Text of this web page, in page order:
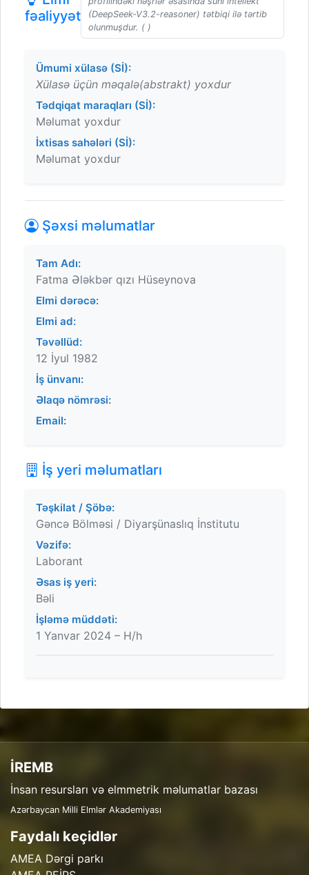
fəaliyyət
(DeepSeek-V3.2-reasoner) tətbiqi ilə tərtib
olunmuşdur. ( )
Ümumi xülasə (Sİ):
Xülasə üçün məqalə(abstrakt) yoxdur
Tədqiqat maraqları (Sİ):
Məlumat yoxdur
İxtisas sahələri (Sİ):
Məlumat yoxdur
Şəxsi məlumatlar
Tam Adı:
Fatma Ələkbər qızı Hüseynova
Elmi dərəcə:
Elmi ad:
Təvəllüd:
12 İyul 1982
İş ünvanı:
Əlaqə nömrəsi:
Email:
İş yeri məlumatları
Təşkilat / Şöbə:
Gəncə Bölməsi / Diyarşünaslıq İnstitutu
Vəzifə:
Laborant
Əsas iş yeri:
Bəli
İşləmə müddəti:
1 Yanvar 2024 – H/h
İREMB
İnsan resursları və elmmetrik məlumatlar bazası
Azərbaycan Milli Elmlər Akademiyası
Faydalı keçidlər
AMEA Dərgi parkı